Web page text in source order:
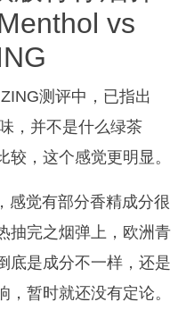
vs
测评中，已指出
，并不是什么绿茶
，这个感觉更明显。
感觉有部分香精成分很
抽完之烟弹上，欧洲青
底是成分不一样，还是
暂时就还没有定论。